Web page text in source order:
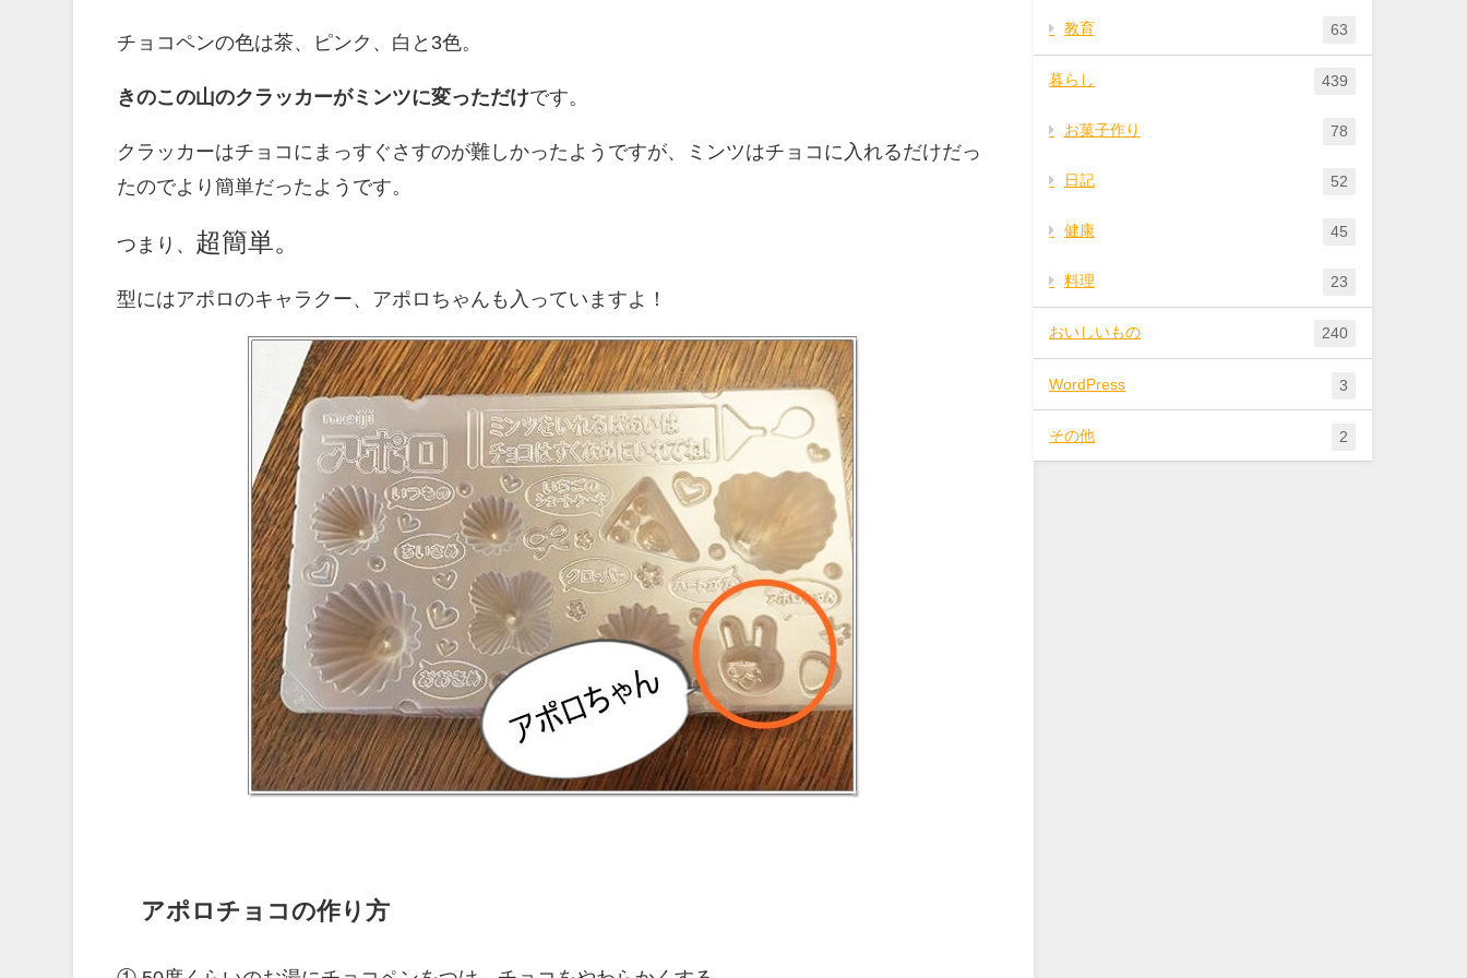
チョコペンの色は茶、ピンク、白と3色。
きのこの山のクラッカーがミンツに変っただけです。
クラッカーはチョコにまっすぐさすのが難しかったようですが、ミンツはチョコに入れるだけだっ
たのでより簡単だったようです。
つまり、 超簡単。
型にはアポロのキャラクー、アポロちゃんも入っていますよ！
アポロチョコの作り方
教育 63
暮らし 439
お菓子作り 78
日記 52
健康 45
料理 23
おいしいもの 240
WordPress 3
その他 2